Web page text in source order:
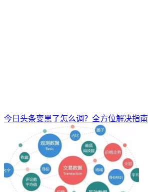
今日头条变黑了怎么调？全方位解决指南